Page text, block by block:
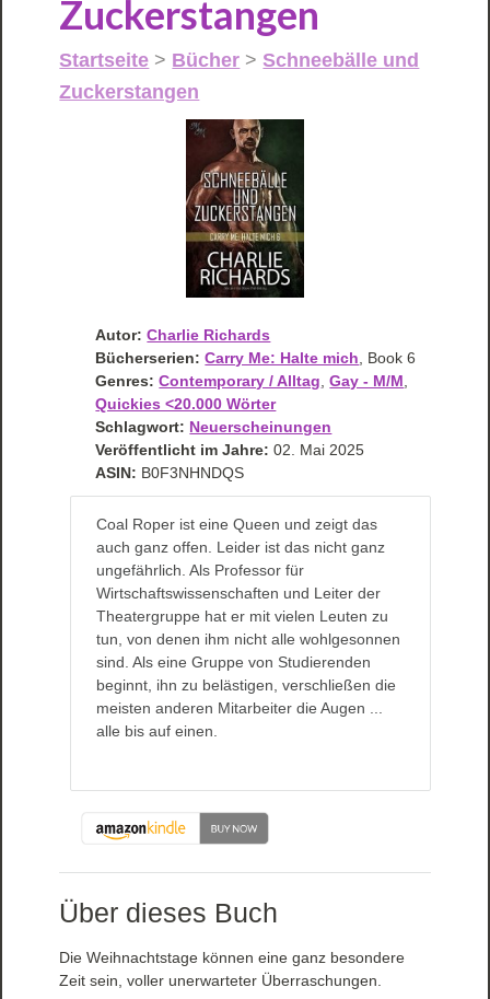
Zuckerstangen
Startseite > Bücher >Schneebälle und
Zuckerstangen
Autor: Charlie Richards
Bücherserien: Carry Me: Halte mich, Book 6
Genres: Contemporary / Alltag,Gay - M/M,
Quickies <20.000 Wörter
Schlagwort: Neuerscheinungen
Veröffentlicht im Jahre: 02. Mai 2025
ASIN: B0F3NHNDQS
Coal Roper ist eine Queen und zeigt das
auch ganz offen. Leider ist das nicht ganz
ungefährlich. Als Professor für
Wirtschaftswissenschaften und Leiter der
Theatergruppe hat er mit vielen Leuten zu
tun, von denen ihm nicht alle wohlgesonnen
sind. Als eine Gruppe von Studierenden
beginnt, ihn zu belästigen, verschließen die
meisten anderen Mitarbeiter die Augen ...
alle bis auf einen.
Über dieses Buch
Die Weihnachtstage können eine ganz besondere
Zeit sein, voller unerwarteter Überraschungen.